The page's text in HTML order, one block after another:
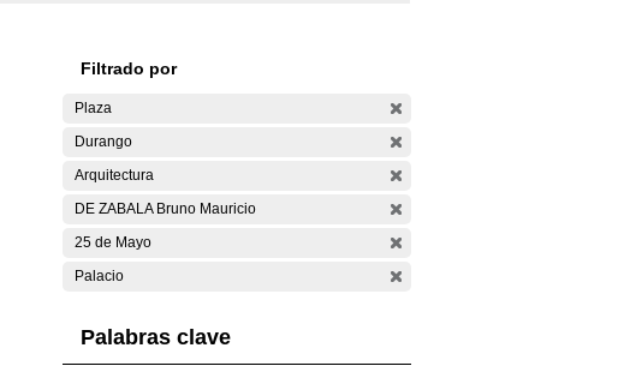
Filtrado por
Plaza
Durango
Arquitectura
DE ZABALA Bruno Mauricio
25 de Mayo
Palacio
Palabras clave